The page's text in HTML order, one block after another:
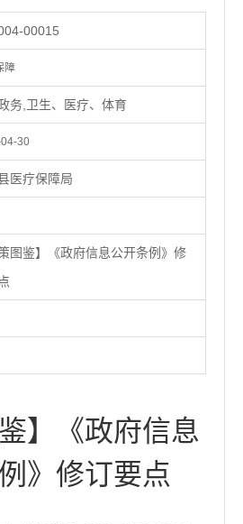
00015
障
务,卫生、医疗、体育
30
医疗保障局
策图鉴】《政府信息公开条例》修
】《政府信息
》修订要点